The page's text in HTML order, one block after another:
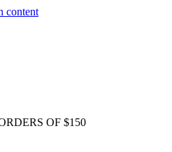
content
OF $150